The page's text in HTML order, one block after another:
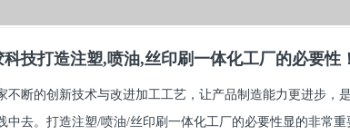
技打造注塑,喷油,丝印刷一体化工厂的必要性
不断的创新技术与改进加工工艺，让产品制造能力更进步，
中去。打造注塑/喷油/丝印刷一体化工厂的必要性显的非常